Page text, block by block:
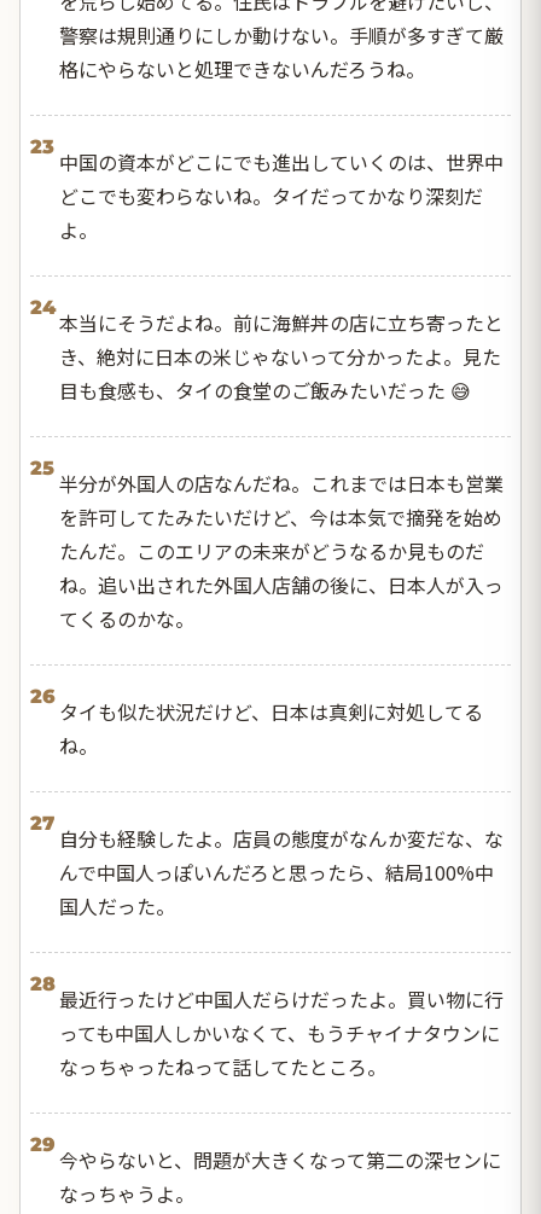
警察は規則通りにしか動けない。手順が多すぎて厳
格にやらないと処理できないんだろうね。
23
中国の資本がどこにでも進出していくのは、世界中
どこでも変わらないね。タイだってかなり深刻だ
よ。
24
本当にそうだよね。前に海鮮丼の店に立ち寄ったと
き、絶対に日本の米じゃないって分かったよ。見た
目も食感も、タイの食堂のご飯みたいだった 😅
25
半分が外国人の店なんだね。これまでは日本も営業
を許可してたみたいだけど、今は本気で摘発を始め
たんだ。このエリアの未来がどうなるか見ものだ
ね。追い出された外国人店舗の後に、日本人が入っ
てくるのかな。
26
タイも似た状況だけど、日本は真剣に対処してる
ね。
27
自分も経験したよ。店員の態度がなんか変だな、な
んで中国人っぽいんだろと思ったら、結局100%中
国人だった。
28
最近行ったけど中国人だらけだったよ。買い物に行
っても中国人しかいなくて、もうチャイナタウンに
なっちゃったねって話してたところ。
29
今やらないと、問題が大きくなって第二の深センに
なっちゃうよ。